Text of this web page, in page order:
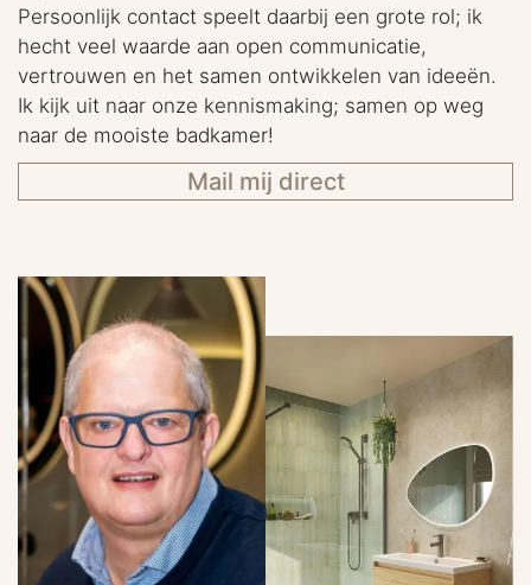
Persoonlijk contact speelt daarbij een grote rol; ik
hecht veel waarde aan open communicatie,
vertrouwen en het samen ontwikkelen van ideeën.
Ik kijk uit naar onze kennismaking; samen op weg
naar de mooiste badkamer!
Mail mij direct